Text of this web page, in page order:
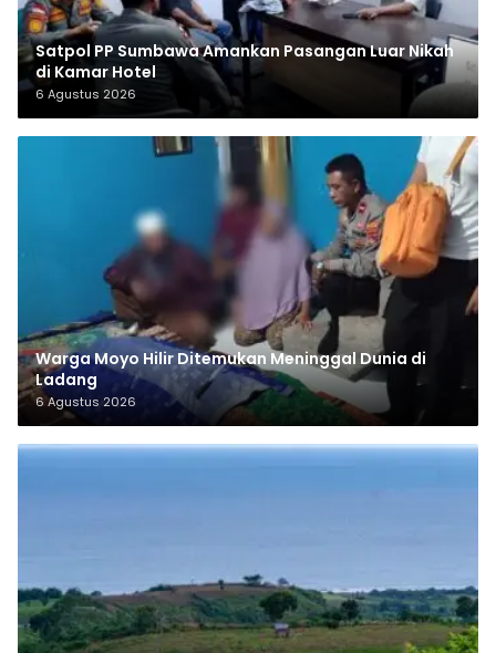
Satpol PP Sumbawa Amankan Pasangan Luar Nikah
di Kamar Hotel
6 Agustus 2026
Warga Moyo Hilir Ditemukan Meninggal Dunia di
Ladang
6 Agustus 2026